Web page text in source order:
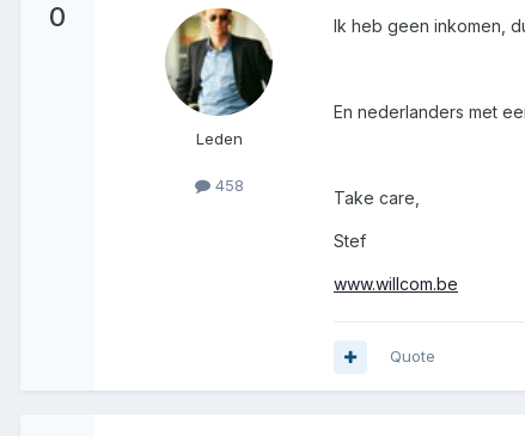
0
Leden
458
Ik heb geen inkomen,
En nederlanders met
Take care,
Stef
www.willcom.be
Quote